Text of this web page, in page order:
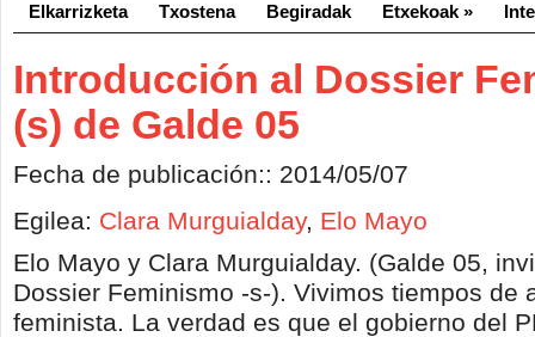
Elkarrizketa Txostena Begiradak Etxekoak »
Introducción al Dossier
(s) de Galde 05
Fecha de publicación:: 2014/05/07
Egilea: Clara Murguialday, Elo Mayo
Elo Mayo y Clara Murguialday. (Galde 05,
Dossier Feminismo -s-). Vivimos tiempos de
feminista. La verdad es que el gobierno del